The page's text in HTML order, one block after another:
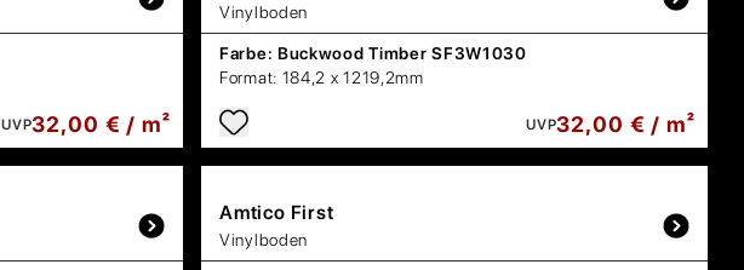
UVP32,00 € / m²
Vinylboden
Farbe: Buckwood Timber SF3W1030
Format: 184,2 x 1219,2mm
UVP32,00 € / m²
Amtico First
Vinylboden